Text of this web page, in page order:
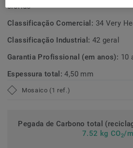
clorido
Classificação Comercial: 34 Very
Classificação Industrial: 42 geral
Garantia Profissional (em anos): 10
Espessura total:4,50 mm
Mosaico (1 ref.)
Pegada de Carbono total
7.52 kg CO2/m